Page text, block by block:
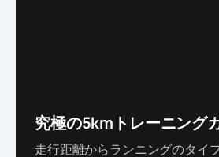
究極の5kmトレーニング
走行距離からランニングのタイ